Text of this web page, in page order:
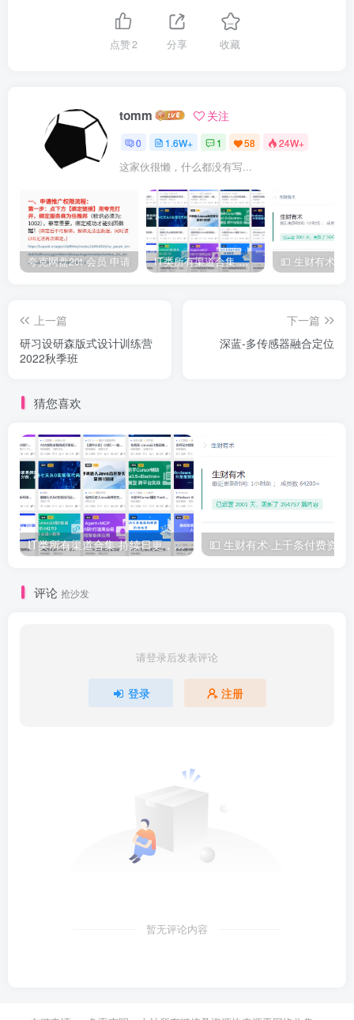
点赞2 分享 收藏
tomm 关注
0 1.6W+ 1 58 24W+
这家伙很懒，什么都没有写...
夸克网盘20t 会员 申请 IT类所有渠道合集 持续日更，目前近四千多条资源 年费用户微信私信获取权限
上一篇
研习设研森版式设计训练营
2022秋季班
下一篇
深蓝-多传感器融合定位
猜您喜欢
IT类所有渠道合集 持续日更，目前近四千多条资源 年费用户微信私信获取权限
评论 抢沙发
请登录后发表评论
登录 注册
暂无评论内容